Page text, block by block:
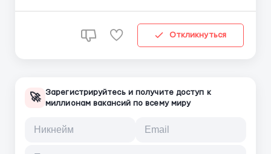
Откликнуться
🚀 Зарегистрируйтесь и получите доступ к
миллионам вакансий по всему миру